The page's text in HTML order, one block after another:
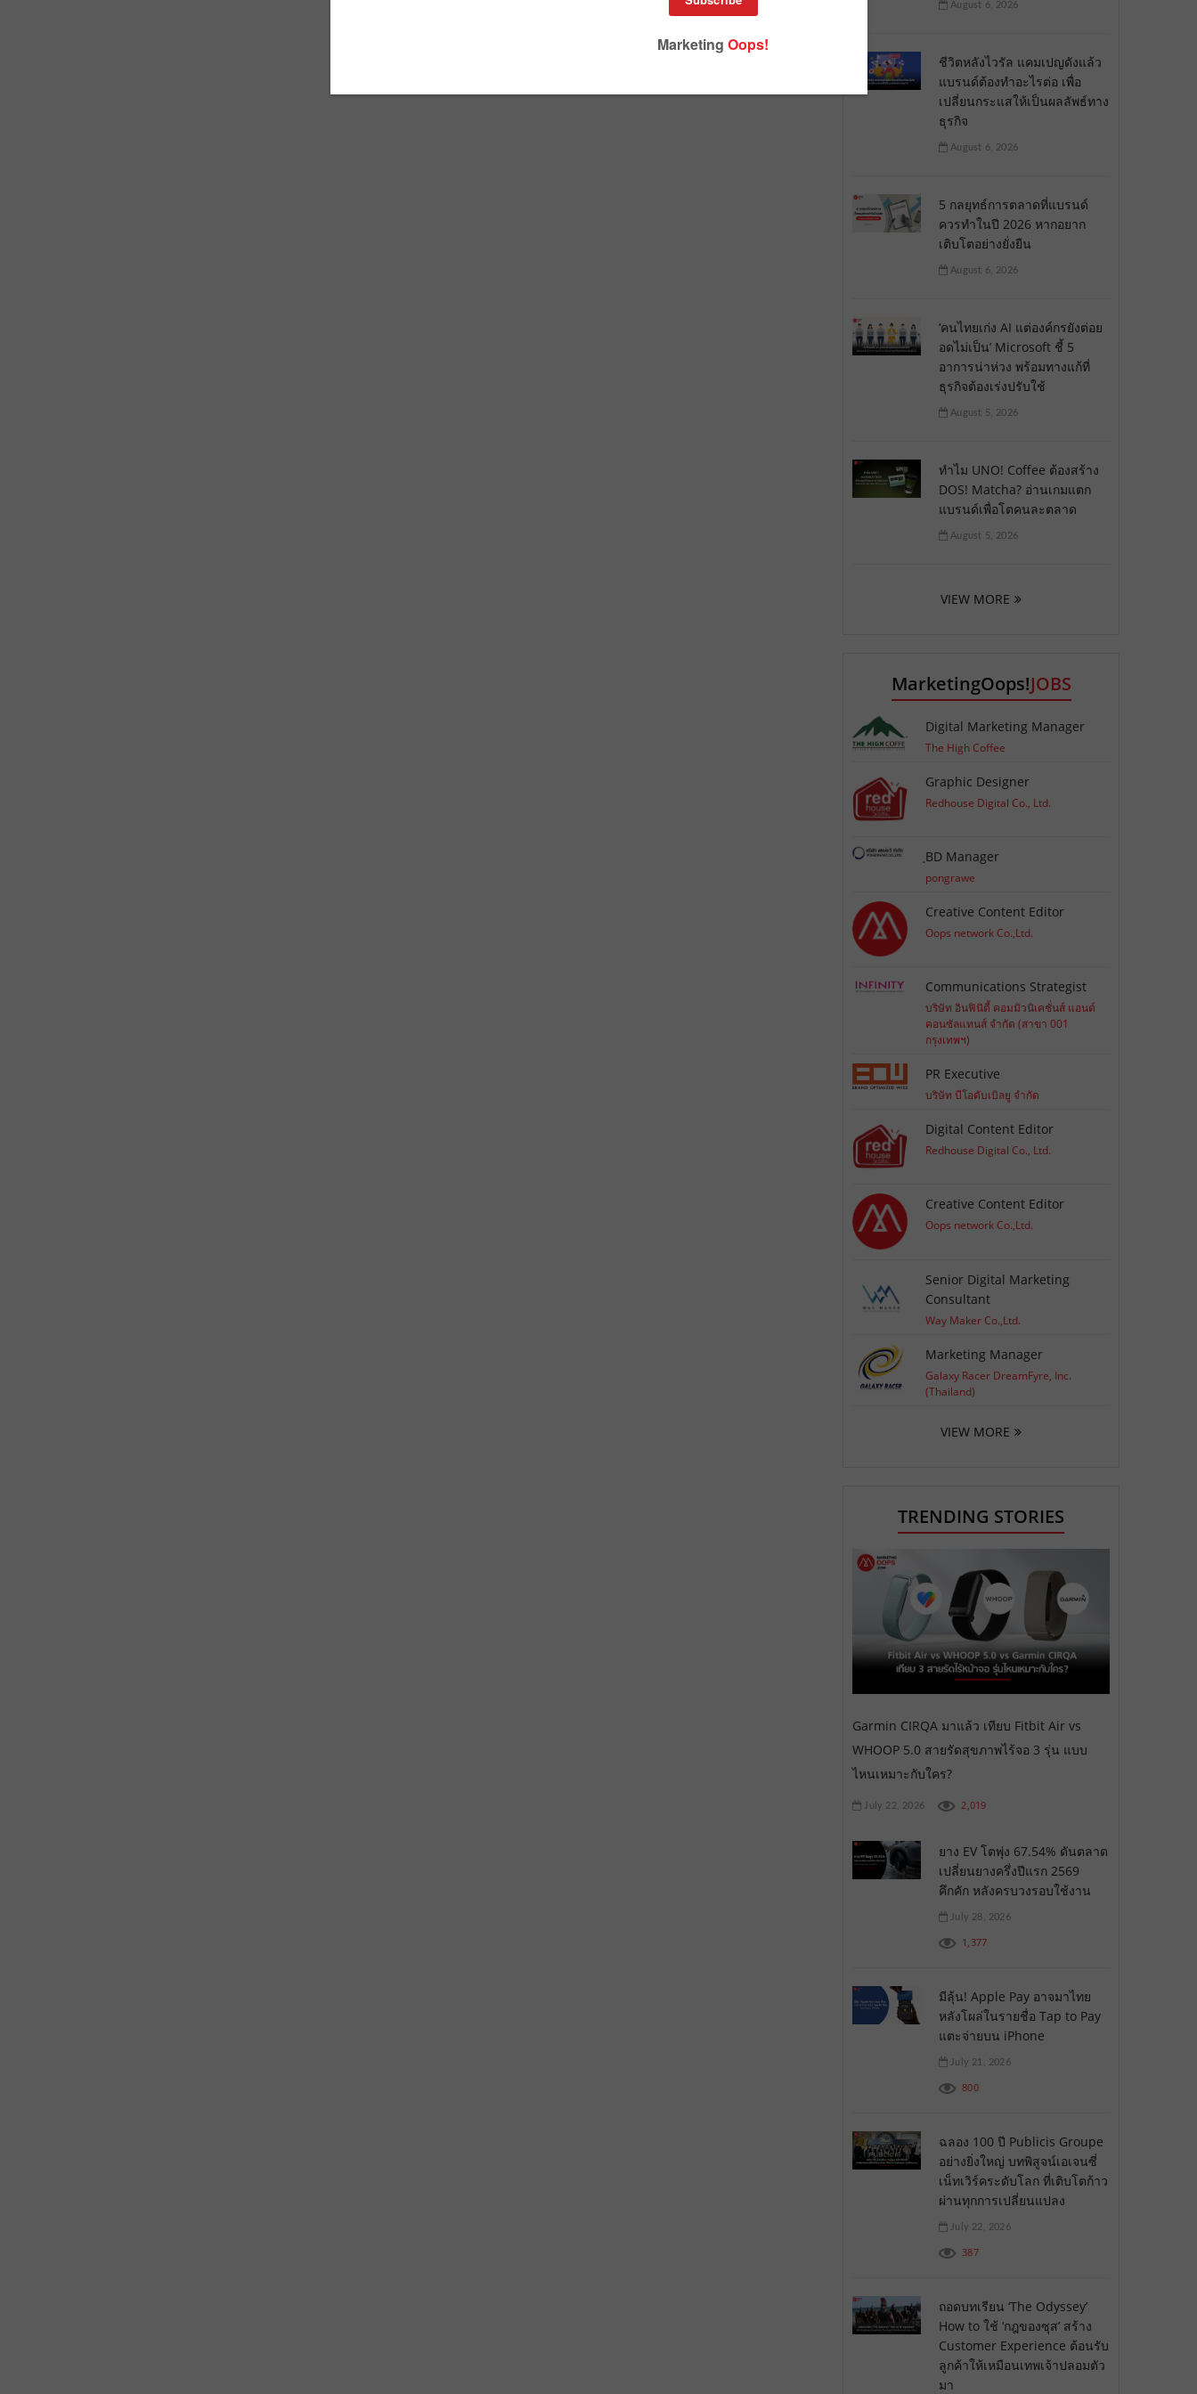
August 6, 2026
ชีวิตหลังไวรัล แคมเปญดังแล้ว
แบรนด์ต้องทำอะไรต่อ เพื่อ
เปลี่ยนกระแสให้เป็นผลลัพธ์ทาง
ธุรกิจ
August 6, 2026
5 กลยุทธ์การตลาดที่แบรนด์
ควรทำในปี 2026 หากอยาก
เติบโตอย่างยั่งยืน
August 6, 2026
‘คนไทยเก่ง AI แต่องค์กรยังต่อย
อดไม่เป็น’ Microsoft ชี้ 5
อาการน่าห่วง พร้อมทางแก้ที่
ธุรกิจต้องเร่งปรับใช้
August 5, 2026
ทำไม UNO! Coffee ต้องสร้าง
DOS! Matcha? อ่านเกมแตก
แบรนด์เพื่อโตคนละตลาด
August 5, 2026
VIEW MORE
MarketingOops!JOBS
Digital Marketing Manager
The High Coffee
Graphic Designer
Redhouse Digital Co., Ltd.
ฺBD Manager
pongrawe
Creative Content Editor
Oops network Co.,Ltd.
Communications Strategist
บริษัท อินฟินิตี้ คอมมิวนิเคชั่นส์ แอนด์
คอนซัลแทนส์ จำกัด (สาขา 001
กรุงเทพฯ)
PR Executive
บริษัท บีโอดับเบิลยู จำกัด
Digital Content Editor
Redhouse Digital Co., Ltd.
Creative Content Editor
Oops network Co.,Ltd.
Senior Digital Marketing
Consultant
Way Maker Co.,Ltd.
Marketing Manager
Galaxy Racer DreamFyre, Inc.
(Thailand)
VIEW MORE
TRENDING STORIES
Garmin CIRQA มาแล้ว เทียบ Fitbit Air vs
WHOOP 5.0 สายรัดสุขภาพไร้จอ 3 รุ่น แบบ
ไหนเหมาะกับใคร?
July 22, 2026 2,019
ยาง EV โตพุ่ง 67.54% ดันตลาด
เปลี่ยนยางครึ่งปีแรก 2569
คึกคัก หลังครบวงรอบใช้งาน
July 28, 2026
1,377
มีลุ้น! Apple Pay อาจมาไทย
หลังโผล่ในรายชื่อ Tap to Pay
แตะจ่ายบน iPhone
July 21, 2026
800
ฉลอง 100 ปี Publicis Groupe
อย่างยิ่งใหญ่ บทพิสูจน์เอเจนซี่
เน็ทเวิร์คระดับโลก ที่เติบโตก้าว
ผ่านทุกการเปลี่ยนแปลง
July 22, 2026
387
ถอดบทเรียน ‘The Odyssey’
How to ใช้ ‘กฎของซุส’ สร้าง
Customer Experience ต้อนรับ
ลูกค้าให้เหมือนเทพเจ้าปลอมตัว
มา